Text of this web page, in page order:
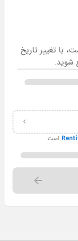
با تغییر تاریخ
شوید.
است.